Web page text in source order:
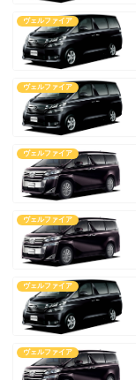
ヴェルファイア
ヴェルファイア
ヴェルファイア
ヴェルファイア
ヴェルファイア
ヴェルファイア